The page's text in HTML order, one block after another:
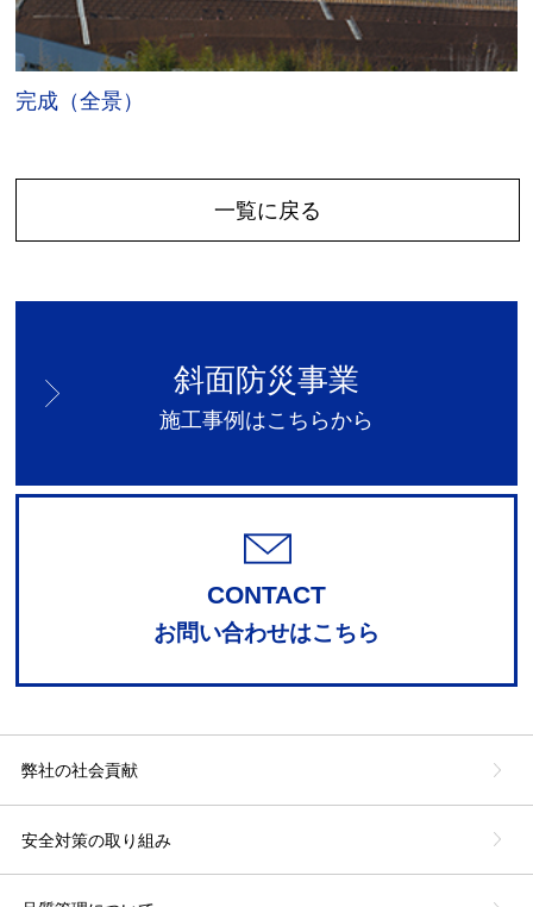
完成（全景）
一覧に戻る
斜面防災事業
施工事例はこちらから
CONTACT
お問い合わせはこちら
弊社の社会貢献
安全対策の取り組み